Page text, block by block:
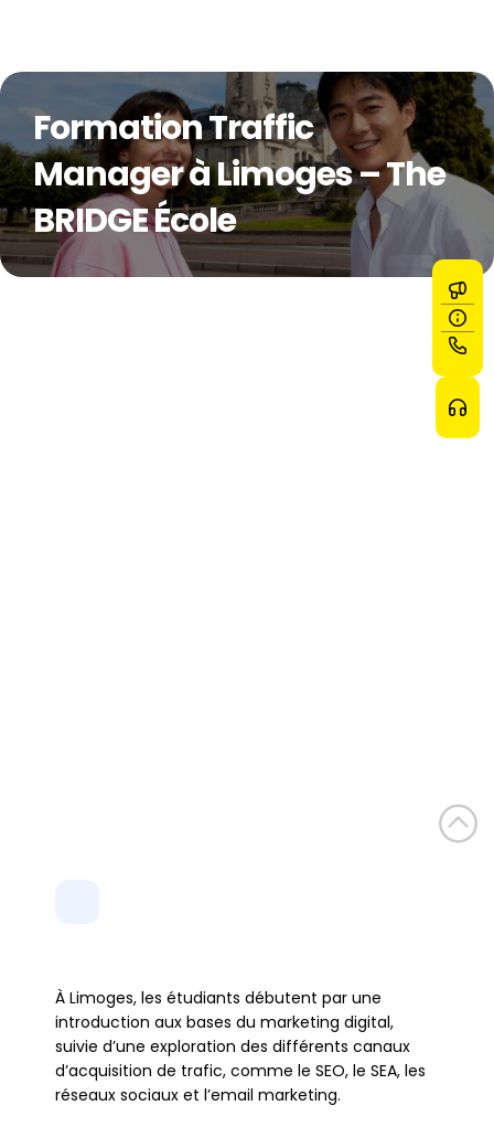
Formation Traffic
Manager à Limoges – The
BRIDGE École
À Limoges, les étudiants débutent par une
introduction aux bases du marketing digital,
suivie d’une exploration des différents canaux
d’acquisition de trafic, comme le SEO, le SEA, les
réseaux sociaux et l’email marketing.